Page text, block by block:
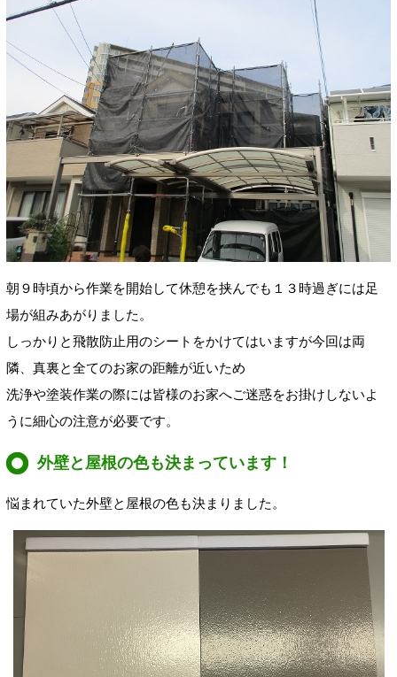
朝９時頃から作業を開始して休憩を挟んでも１３時過ぎには足
場が組みあがりました。
しっかりと飛散防止用のシートをかけてはいますが今回は両
隣、真裏と全てのお家の距離が近いため
洗浄や塗装作業の際には皆様のお家へご迷惑をお掛けしないよ
うに細心の注意が必要です。
外壁と屋根の色も決まっています！
悩まれていた外壁と屋根の色も決まりました。